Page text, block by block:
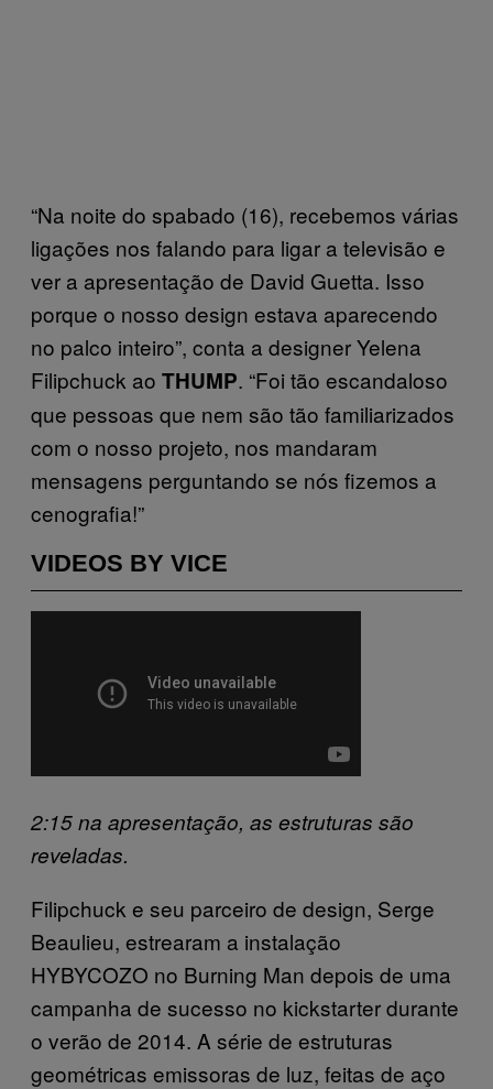
“Na noite do spabado (16), recebemos várias
ligações nos falando para ligar a televisão e
ver a apresentação de David Guetta. Isso
porque o nosso design estava aparecendo
no palco inteiro”, conta a designer Yelena
Filipchuck ao THUMP. “Foi tão escandaloso
que pessoas que nem são tão familiarizados
com o nosso projeto, nos mandaram
mensagens perguntando se nós fizemos a
cenografia!”
VIDEOS BY VICE
2:15 na apresentação, as estruturas são
reveladas.
Filipchuck e seu parceiro de design, Serge
Beaulieu, estrearam a instalação
HYBYCOZO no Burning Man depois de uma
campanha de sucesso no kickstarter durante
o verão de 2014. A série de estruturas
geométricas emissoras de luz, feitas de aço